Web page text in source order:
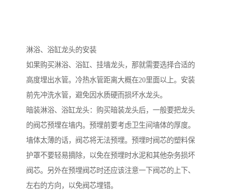
淋浴、浴缸龙头的安装
如果购买淋浴、浴缸、挂墙龙头，那就需要选择合适的
高度埋出水管。冷热水管距离大概在20里面以上。安装
前先冲洗水管，避免因水质硬而损坏水龙头。
暗装淋浴、浴缸龙头：购买暗装龙头后，一般要把龙头
的阀芯预埋在墙内。预埋前要考虑卫生间墙体的厚度。
墙体太薄的话，阀芯将无法预埋。预埋时阀芯的塑料保
护罩不要轻易摘除，以免在预埋时水泥和其他杂务损坏
阀芯。另外在预埋阀芯时还应该注意一下阀芯的上下、
左右的方向，以免阀芯埋错。